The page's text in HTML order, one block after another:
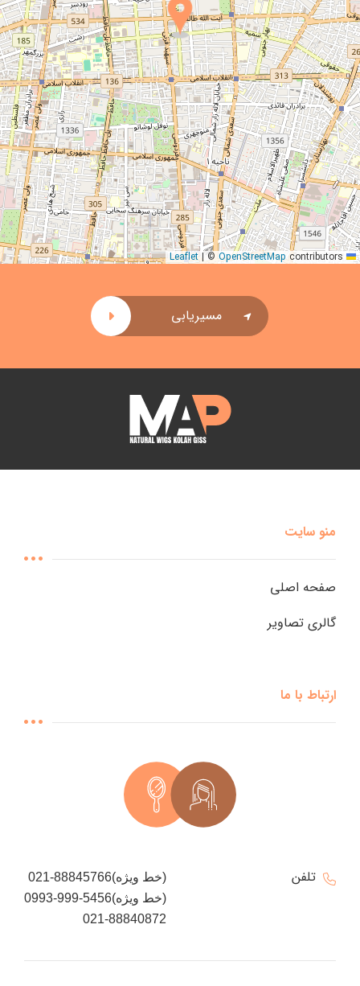
منو سایت
صفحه اصلی
گالری تصاویر
ارتباط با ما
تلفن
021-88845766(خط ویژه)
0993-999-5456(خط ویژه)
021-88840872
|© OpenStreetMapcontributors
مسیریابی